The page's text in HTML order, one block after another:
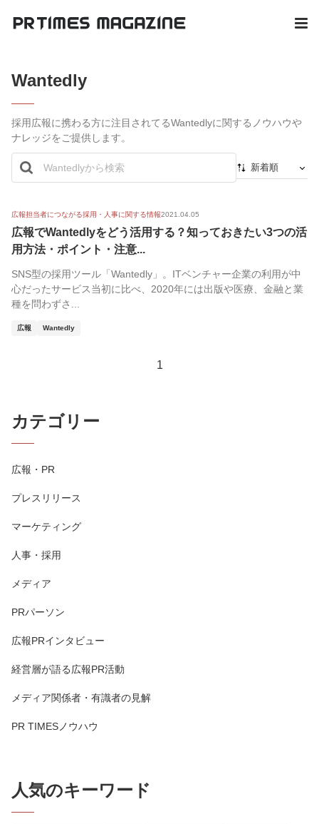
Wantedly
採用広報に携わる方に注目されてるWantedlyに関するノウハウや
ナレッジをご提供します。
新着順
人気順
広報担当者につながる採用・人事に関する情報2021.04.05
広報でWantedlyをどう活用する？知っておきたい3つの活
用方法・ポイント・注意...
SNS型の採用ツール「Wantedly」。ITベンチャー企業の利用が中
心だったサービス当初に比べ、2020年には出版や医療、金融と業
種を問わずさ...
広報 Wantedly
1
カテゴリー
広報・PR
プレスリリース
マーケティング
人事・採用
メディア
PRパーソン
広報PRインタビュー
経営層が語る広報PR活動
メディア関係者・有識者の見解
PR TIMESノウハウ
人気のキーワード